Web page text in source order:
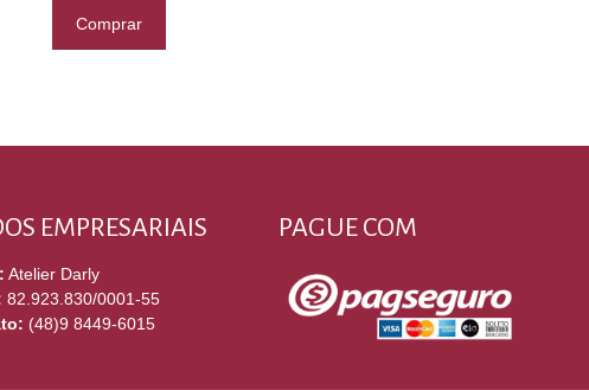
Comprar
EMPRESARIAIS
Atelier Darly
82.923.830/0001-55
(48)9 8449-6015
PAGUE COM